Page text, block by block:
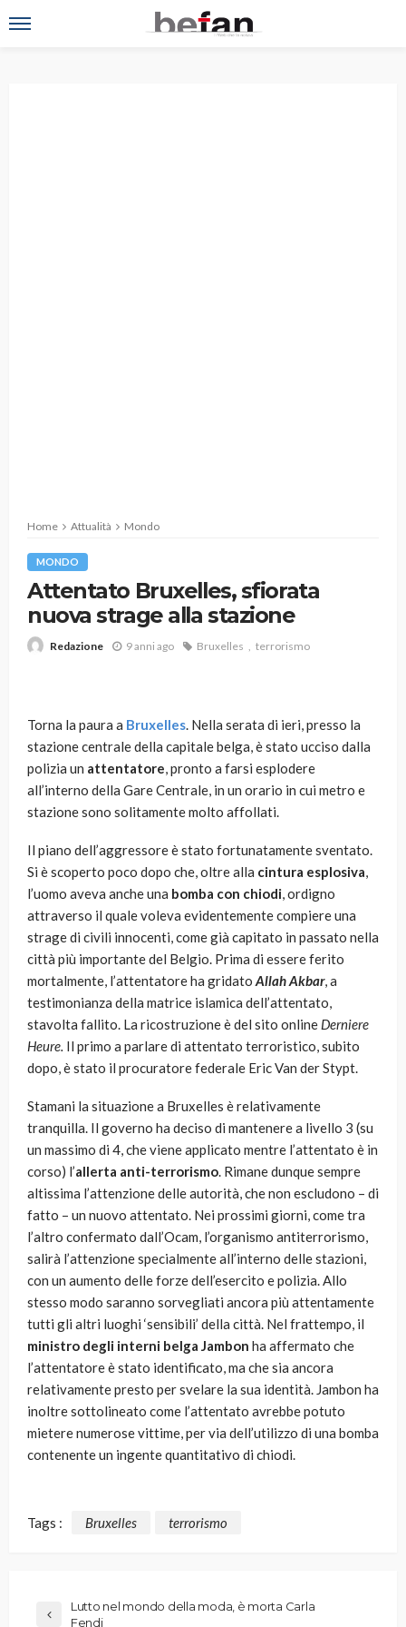
Home Attualità Mondo
MONDO
Attentato Bruxelles, sfiorata
nuova strage alla stazione
Redazione 9 anni ago Bruxelles terrorismo
Torna la paura a Bruxelles. Nella serata di ieri, presso la
stazione centrale della capitale belga, è stato ucciso dalla
polizia un attentatore, pronto a farsi esplodere
all’interno della Gare Centrale, in un orario in cui metro e
stazione sono solitamente molto affollati.
Il piano dell’aggressore è stato fortunatamente sventato.
Si è scoperto poco dopo che, oltre alla cintura esplosiva,
l’uomo aveva anche una bomba con chiodi, ordigno
attraverso il quale voleva evidentemente compiere una
strage di civili innocenti, come già capitato in passato nella
città più importante del Belgio. Prima di essere ferito
mortalmente, l’attentatore ha gridato Allah Akbar, a
testimonianza della matrice islamica dell’attentato,
stavolta fallito. La ricostruzione è del sito online Derniere
Heure. Il primo a parlare di attentato terroristico, subito
dopo, è stato il procuratore federale Eric Van der Stypt.
Stamani la situazione a Bruxelles è relativamente
tranquilla. Il governo ha deciso di mantenere a livello 3 (su
un massimo di 4, che viene applicato mentre l’attentato è in
corso) l’allerta anti-terrorismo. Rimane dunque sempre
altissima l’attenzione delle autorità, che non escludono – di
fatto – un nuovo attentato. Nei prossimi giorni, come tra
l’altro confermato dall’Ocam, l’organismo antiterrorismo,
salirà l’attenzione specialmente all’interno delle stazioni,
con un aumento delle forze dell’esercito e polizia. Allo
stesso modo saranno sorvegliati ancora più attentamente
tutti gli altri luoghi ‘sensibili’ della città. Nel frattempo, il
ministro degli interni belga Jambon ha affermato che
l’attentatore è stato identificato, ma che sia ancora
relativamente presto per svelare la sua identità. Jambon ha
inoltre sottolineato come l’attentato avrebbe potuto
mietere numerose vittime, per via dell’utilizzo di una bomba
contenente un ingente quantitativo di chiodi.
Tags : Bruxelles terrorismo
Lutto nel mondo della moda, è morta Carla
Fendi